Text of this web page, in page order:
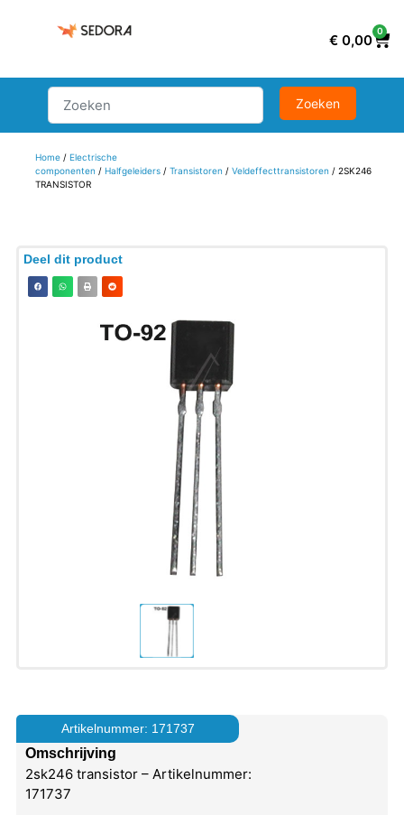
€ 0,00
0
Home/ Electrische
componenten / Halfgeleiders/ Transistoren / Veldeffecttransistoren / 2SK246
TRANSISTOR
Deel dit product
Artikelnummer: 171737
Omschrijving
2sk246 transistor – Artikelnummer:
171737